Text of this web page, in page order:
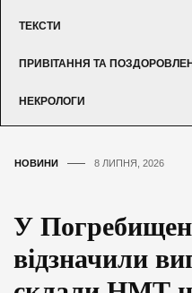
ТЕКСТИ
ПРИВІТАННЯ ТА
НЕКРОЛОГИ
НОВИНИ 8 ЛИПНЯ, 2026
У
відзначили